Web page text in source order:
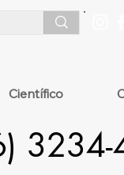
Científico